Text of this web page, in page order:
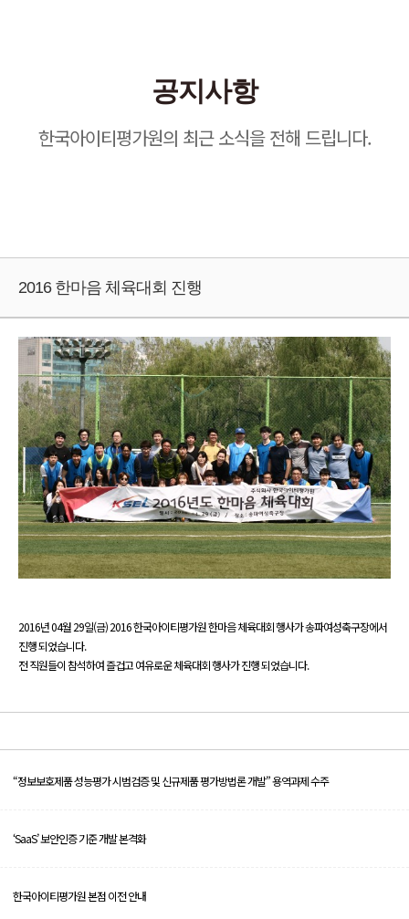
공지사항
한국아이티평가원의 최근 소식을 전해 드립니다.
2016 한마음 체육대회 진행
2016년 04월 29일(금) 2016 한국아이티평가원 한마음 체육대회 행사가 송파여성축구장에서
진행 되었습니다.
전 직원들이 참석하여 즐겁고 여유로운 체육대회 행사가 진행 되었습니다.
“정보보호제품 성능평가 시범검증 및 신규제품 평가방법론 개발” 용역과제 수주
‘SaaS’ 보안인증 기준 개발 본격화
한국아이티평가원 본점 이전 안내